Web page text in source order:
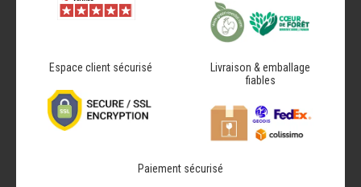
Espace client sécurisé
Livraison & emballage
fiables
Paiement sécurisé